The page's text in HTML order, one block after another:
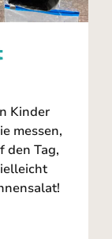
Kinder
messen,
den Tag,